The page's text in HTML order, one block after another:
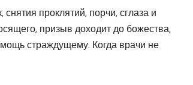
проклятий, порчи, сглаза и
призыв доходит до божества,
страждущему. Когда врачи не